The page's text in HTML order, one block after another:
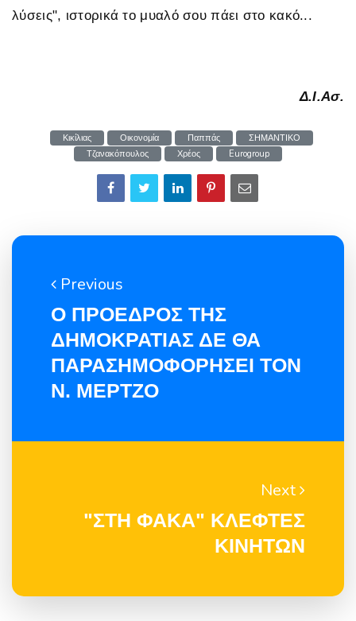
λύσεις", ιστορικά το μυαλό σου πάει στο κακό...
Δ.Ι.Ασ.
Κικίλιας Οικονομία Παππάς
ΣΗΜΑΝΤΙΚΟ
Τζανακόπουλος
Χρέος Eurogroup
Previous
Ο ΠΡΟΕΔΡΟΣ ΤΗΣ
ΔΗΜΟΚΡΑΤΙΑΣ ΔΕ ΘΑ
ΠΑΡΑΣΗΜΟΦΟΡΗΣΕΙ ΤΟΝ
Ν. ΜΕΡΤΖΟ
Next
"ΣΤΗ ΦΑΚΑ" ΚΛΕΦΤΕΣ
ΚΙΝΗΤΩΝ